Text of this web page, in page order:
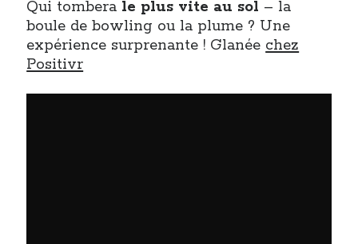
Qui tombera le plus vite au sol – la
boule de bowling ou la plume ? Une
expérience surprenante ! Glanée chez
Positivr